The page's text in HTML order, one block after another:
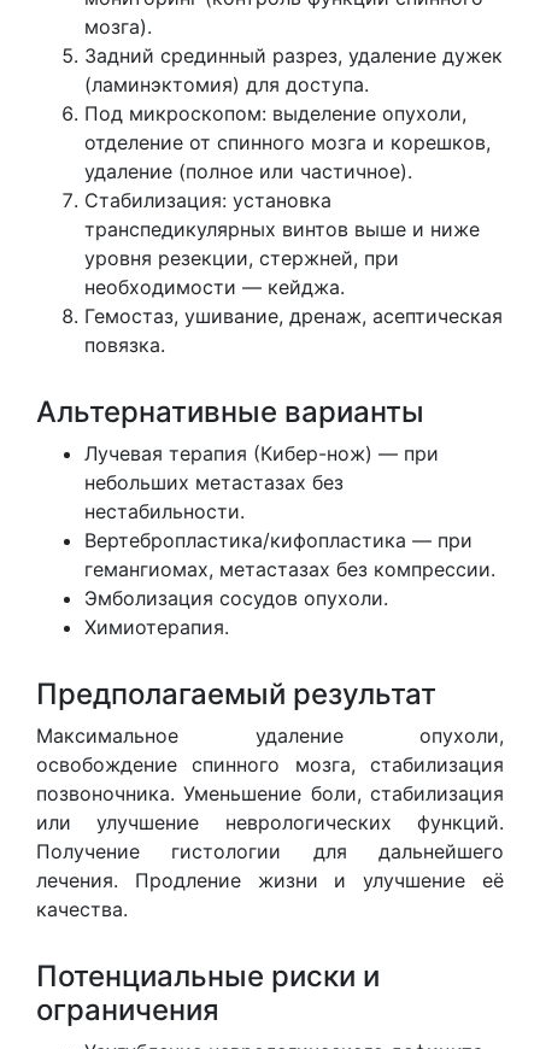
мозга).
Задний срединный разрез, удаление дужек
(ламинэктомия) для доступа.
Под микроскопом: выделение опухоли,
отделение от спинного мозга и корешков,
удаление (полное или частичное).
Стабилизация: установка
транспедикулярных винтов выше и ниже
уровня резекции, стержней, при
необходимости — кейджа.
Гемостаз, ушивание, дренаж, асептическая
повязка.
Альтернативные варианты
Лучевая терапия (Кибер-нож) — при
небольших метастазах без
нестабильности.
Вертебропластика/кифопластика — при
гемангиомах, метастазах без компрессии.
Эмболизация сосудов опухоли.
Химиотерапия.
Предполагаемый результат
Максимальное удаление опухоли,
освобождение спинного мозга, стабилизация
позвоночника. Уменьшение боли, стабилизация
или улучшение неврологических функций.
Получение гистологии для дальнейшего
лечения. Продление жизни и улучшение её
качества.
Потенциальные риски и
ограничения